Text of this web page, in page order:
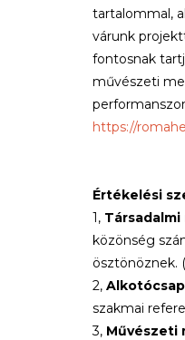
tartalommal,
várunk
fontosnak
művészeti
https://
Értékelési
1,
közönség
ösztönöznek.
2,
szakmai
3, Művészeti